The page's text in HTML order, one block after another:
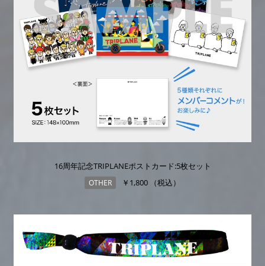
16周年記念TRIPLANEポストカード:5枚セット
OTHER ￥1,800 （税込）